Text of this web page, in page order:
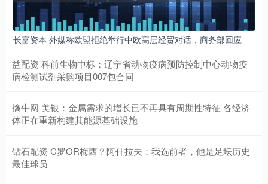
长富资本 外媒称欧盟拒绝举行中欧高层经贸对话，商务部回应
益配资 科前生物中标：辽宁省动物疫病预防控制中心动物疫
病检测试剂采购项目007包合同
擒牛网 美银：金属需求的增长已不再具有周期性特征 各经济
体正在重新构建其能源基础设施
钻石配资 C罗OR梅西？阿什拉夫：我选前者，他是足坛历史
最佳球员